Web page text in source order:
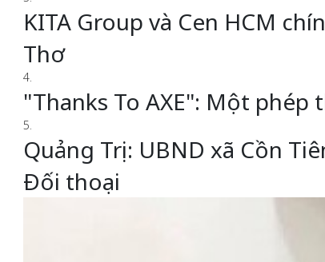
KITA Group và Cen HCM
Thơ
4.
"Thanks To AXE": Một
5.
Quảng Trị: UBND xã Cồn
Đối thoại